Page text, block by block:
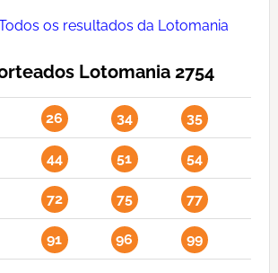
os resultados da Lotomania
Lotomania 2754
26 34 35
44 51 54
72 75 77
91 96 99